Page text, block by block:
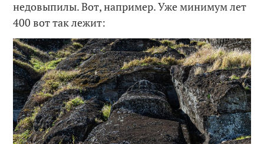
недовыпилы. Вот, например. Уже минимум лет
400 вот так лежит: